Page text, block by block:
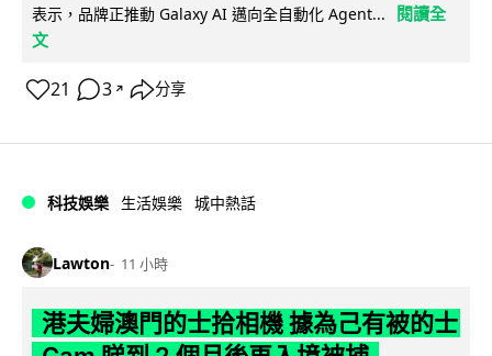
表示，品牌正推動 Galaxy AI 邁向全自動化 Agent...
閱讀全
文
21 3 ↗ 分享
科技娛樂 生活娛樂 城中熱話
Lawton 11 小時
港夫婦澳門的士拾相機 據為己有被的士